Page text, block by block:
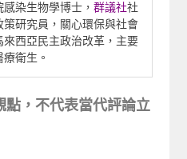
感染生物學博士，群議社社
策研究員，關心環保與社會
來西亞民主政治改革，主要
衛生。
點，不代表當代評論立